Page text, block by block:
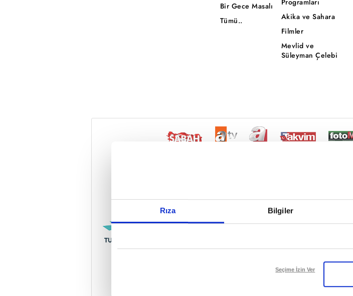
Rıza Bilgiler
Reddet
Seçime İzin Ver
Bir Gece Masalı
Tümü..
Akika ve Sahara
Filmler
Mevlid ve
Süleyman Çelebi